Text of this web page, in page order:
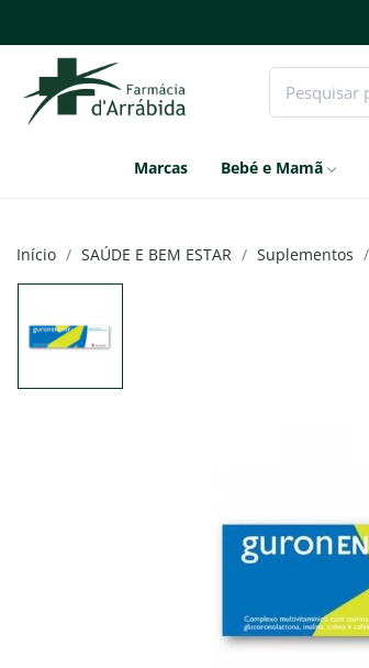
Marcas Bebé e Mamã
Início SAÚDE E BEM ESTAR Suplementos